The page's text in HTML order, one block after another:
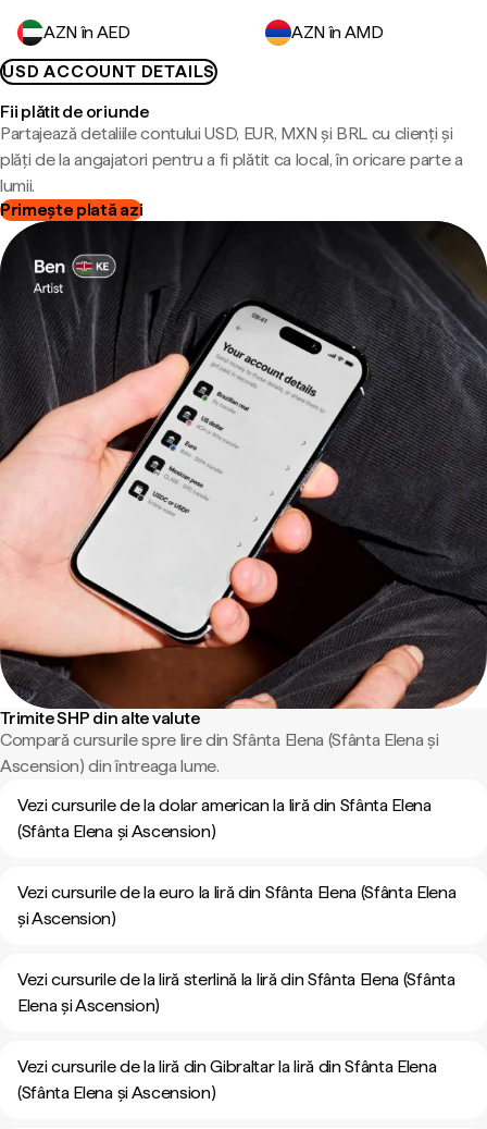
AZN în AED
AZN în AMD
USD ACCOUNT DETAILS
Fii plătit de oriunde
Partajează detaliile contului USD, EUR, MXN și BRL cu clienți și
plăți de la angajatori pentru a fi plătit ca local, în oricare parte a
lumii.
Primește plată azi
Trimite SHP din alte valute
Compară cursurile spre lire din Sfânta Elena (Sfânta Elena și
Ascension) din întreaga lume.
Vezi cursurile de la dolar american la liră din Sfânta Elena
(Sfânta Elena și Ascension)
Vezi cursurile de la euro la liră din Sfânta Elena (Sfânta Elena
și Ascension)
Vezi cursurile de la liră sterlină la liră din Sfânta Elena (Sfânta
Elena și Ascension)
Vezi cursurile de la liră din Gibraltar la liră din Sfânta Elena
(Sfânta Elena și Ascension)